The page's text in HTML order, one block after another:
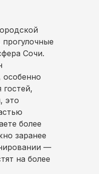
Сочи.
особенно
это
более
заранее
—
на более